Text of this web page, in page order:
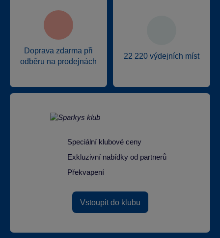
Doprava zdarma při
odběru na prodejnách
22 220 výdejních míst
Speciální klubové ceny
Exkluzivní nabídky od partnerů
Překvapení
Vstoupit do klubu